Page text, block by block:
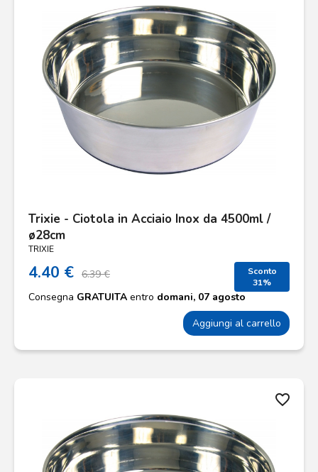
Trixie - Ciotola in Acciaio Inox da 4500ml /
ø28cm
TRIXIE
4.40 € 6.39 €
Sconto
31%
Consegna GRATUITA entro domani, 07 agosto
Aggiungi al carrello
favorite_border